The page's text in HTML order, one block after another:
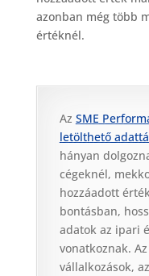
azonban még több
értéknél.
Az SME
letölthető
hányan
cégeknél,
hozzáadott
bontásban,
adatok az ipari
vonatkoznak.
vállalkozások,